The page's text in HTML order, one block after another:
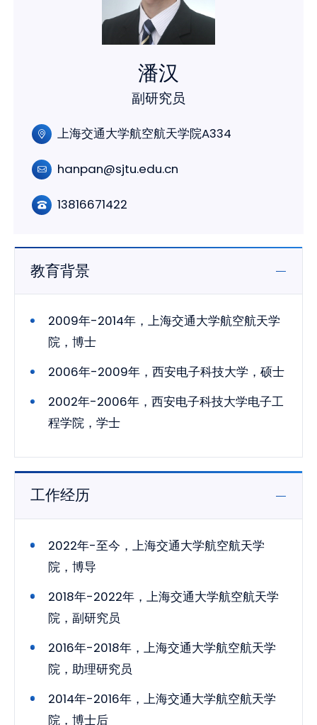
潘汉
副研究员
上海交通大学航空航天学院A334
hanpan@sjtu.edu.cn
13816671422
教育背景
2009年-2014年，上海交通大学航空航天学
院，博士
2006年-2009年，西安电子科技大学，硕士
2002年-2006年，西安电子科技大学电子工
程学院，学士
工作经历
2022年-至今，上海交通大学航空航天学
院，博导
2018年-2022年，上海交通大学航空航天学
院，副研究员
2016年-2018年，上海交通大学航空航天学
院，助理研究员
2014年-2016年，上海交通大学航空航天学
院，博士后